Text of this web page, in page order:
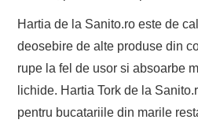
Hartia de la Sanito.ro este de
deosebire de alte produse din
rupe la fel de usor si absoarbe
lichide. Hartia Tork de la
pentru bucatariile din marile